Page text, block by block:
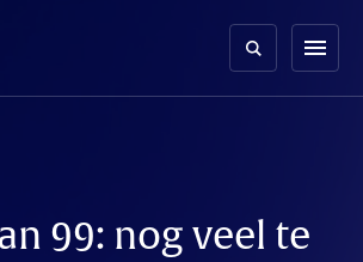
menu
99: nog veel te